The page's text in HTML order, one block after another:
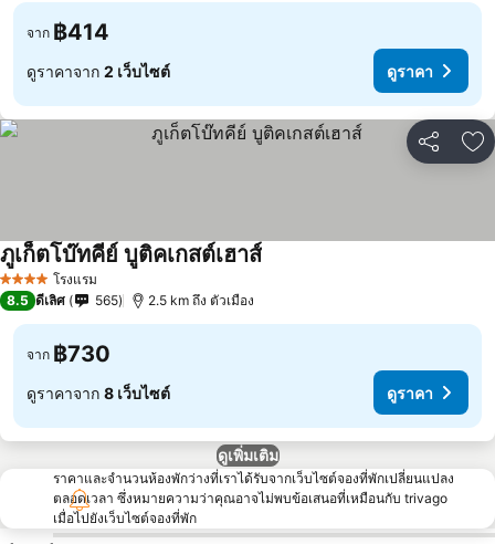
จาก ฿414
ดูราคาจาก 2 เว็บไซต์ ดูราคา
แชร์ เ
4 ดาว โรงแรม
ภูเก็ตโบ๊ทคีย์ บูติคเกสต์เฮาส์
8.5 ดีเลิศ 565 2.5 km ถึง ตัวเมือง
จาก ฿730
ดูราคาจาก 8 เว็บไซต์ ดูราคา
ดูเพิ่มเติม
ราคาและจำนวนห้องพักว่างที่เราได้รับจากเว็บไซต์จองที่พักเปลี่ยนแปลง
ตลอดเวลา ซึ่งหมายความว่าคุณอาจไม่พบข้อเสนอที่เหมือนกับ trivago
เมื่อไปยังเว็บไซต์จองที่พัก